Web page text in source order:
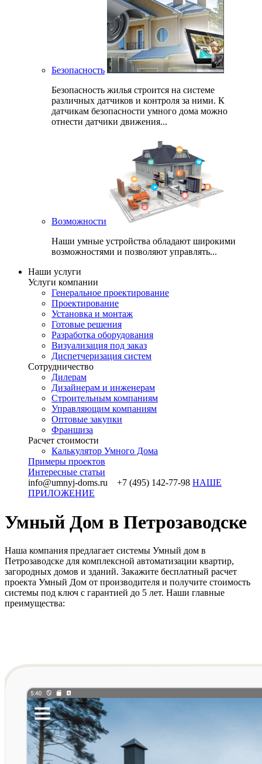
Безопасность
Безопасность жилья строится на системе
различных датчиков и контроля за ними. К
датчикам безопасности умного дома можно
отнести датчики движения...
Возможности
Наши умные устройства обладают широкими
возможностями и позволяют управлять...
Наши услуги
Услуги компании
Генеральное проектирование
Проектирование
Установка и монтаж
Готовые решения
Разработка оборудования
Визуализация под заказ
Диспетчеризация систем
Сотрудничество
Дилерам
Дизайнерам и инженерам
Строительным компаниям
Управляющим компаниям
Оптовые закупки
Франшиза
Раcчет стоимости
Калькулятор Умного Дома
Примеры проектов
Интересные статьи
info@umnyj-doms.ru +7 (495) 142-77-98 НАШЕ
ПРИЛОЖЕНИЕ
Умный Дом в Петрозаводске
Наша компания предлагает системы Умный дом в
Петрозаводске для комплексной автоматизации квартир,
загородных домов и зданий. Закажите бесплатный расчет
проекта Умный Дом от производителя и получите стоимость
системы под ключ с гарантией до 5 лет. Наши главные
преимущества: